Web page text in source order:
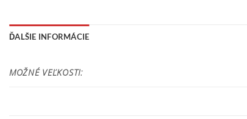
ĎALŠIE INFORMÁCIE
MOŽNÉ VEĽKOSTI: